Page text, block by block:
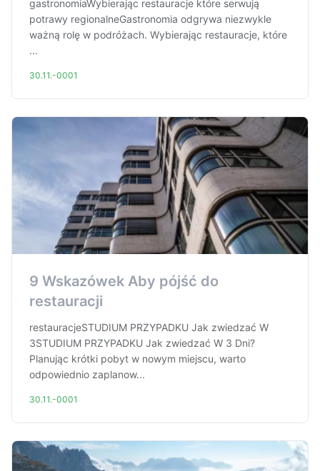
gastronomiaWybierając restauracje które serwują
potrawy regionalneGastronomia odgrywa niezwykle
ważną rolę w podróżach. Wybierając restauracje, które
...
30.11.-0001
9 Wskazówek Aby pójść do
restauracji
restauracjeSTUDIUM PRZYPADKU Jak zwiedzać W
3STUDIUM PRZYPADKU Jak zwiedzać W 3 Dni?
Planując krótki pobyt w nowym miejscu, warto
odpowiednio zaplanow...
30.11.-0001